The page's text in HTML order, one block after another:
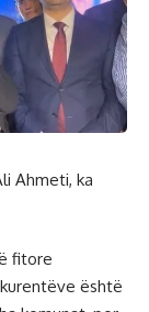
Ahmeti, ka
fitore
është